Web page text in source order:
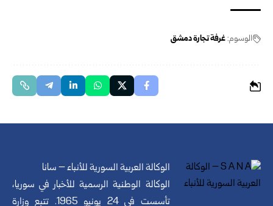
الوسوم:غرفة تجارة دمشق
الوكالة العربية السورية للأنباء – سانا
الوكالة الوطنية الرسمية للأخبار في سوريا،
تأسست في 24 يونيو 1965. تتبع وزارة